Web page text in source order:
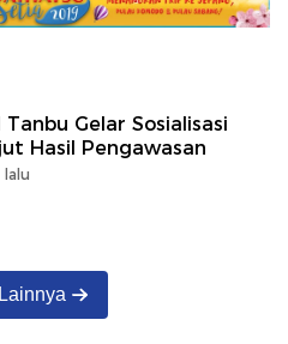
Tanbu Gelar Sosialisasi
Hasil Pengawasan
lalu